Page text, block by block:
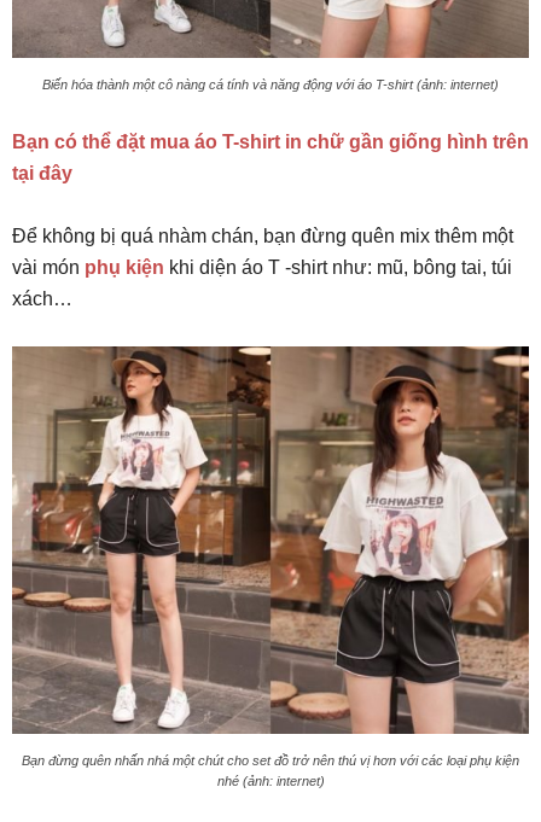
Biến hóa thành một cô nàng cá tính và năng động với áo T-shirt (ảnh: internet)
Bạn có thể đặt mua áo T-shirt in chữ gần giống hình trên
tại đây
Để không bị quá nhàm chán, bạn đừng quên mix thêm một
vài món phụ kiện khi diện áo T -shirt như: mũ, bông tai, túi
xách…
Bạn đừng quên nhấn nhá một chút cho set đồ trở nên thú vị hơn với các loại phụ kiện
nhé (ảnh: internet)